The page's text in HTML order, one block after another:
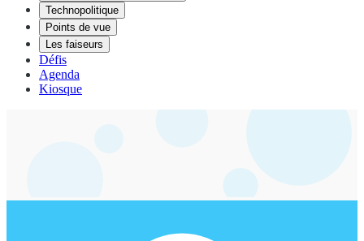
Technopolitique
Points de vue
Les faiseurs
Défis
Agenda
Kiosque